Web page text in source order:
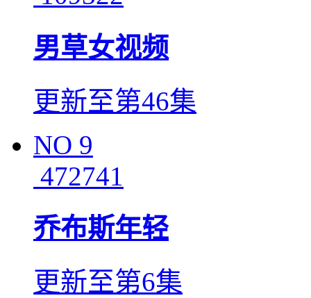
男草女视频
更新至第46集
NO 9
472741
乔布斯年轻
更新至第6集